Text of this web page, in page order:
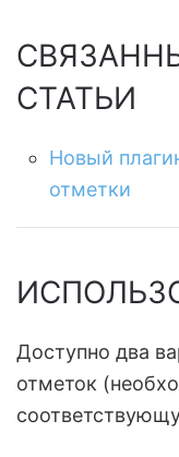
СТАТЬИ
Новый
отметки
Доступно два
отметок